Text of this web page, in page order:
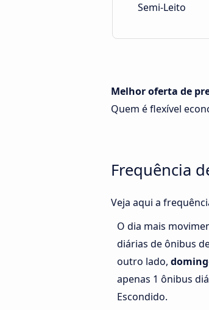
Semi-Leito
Melhor oferta de
Quem é flexível
Frequência
Veja aqui a
O dia mais
diárias de ônibus
outro lado,
apenas 1 ônibus
Escondido.